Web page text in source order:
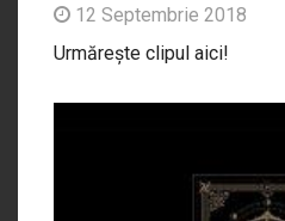
12 Septembrie 2018
Urmărește clipul aici!